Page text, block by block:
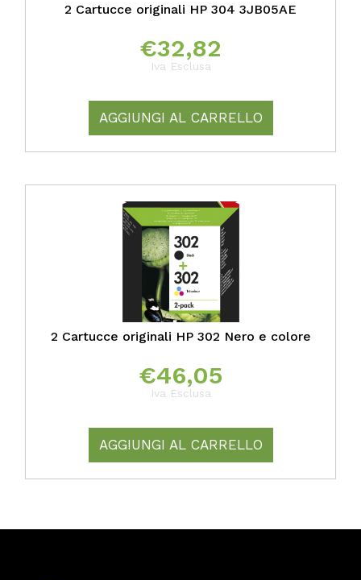
2 Cartucce originali HP 304 3JB05AE
€32,82
Iva Esclusa
AGGIUNGI AL CARRELLO
2 Cartucce originali HP 302 Nero e colore
€46,05
Iva Esclusa
AGGIUNGI AL CARRELLO